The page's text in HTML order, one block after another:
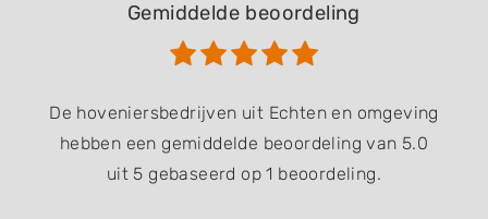
Gemiddelde beoordeling
De hoveniersbedrijven uit Echten en omgeving
hebben een gemiddelde beoordeling van 5.0
uit 5 gebaseerd op 1 beoordeling.